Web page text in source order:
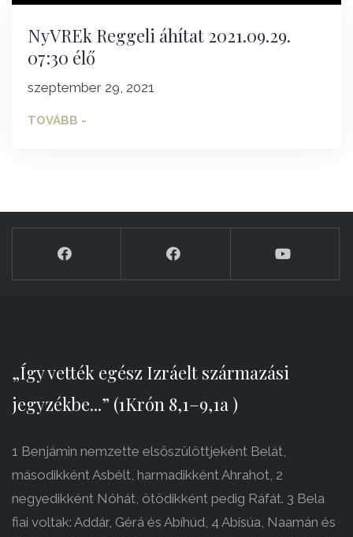
NyVREk Reggeli áhítat 2021.09.29.
07:30 élő
szeptember 29, 2021
TOVÁBB -
„Így vették egész Izráelt származási
jegyzékbe...” (1Krón 8,1–9,1a )
1 Benjámin nemzette elsőszülöttjeként Belát,
másodikként Asbélt, harmadikként Ahrahot, 2
negyedikként Nóhát, ötödikként pedig Ráfát. 3 Bela
fiai voltak: Addár, Gérá és Abíhúd, 4 Abísúa, Naamán és